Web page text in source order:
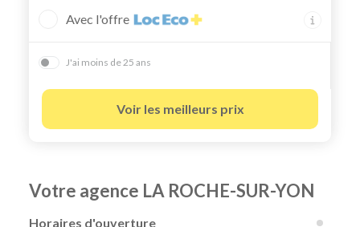
Avec l'offre
J'ai moins de 25 ans
Voir les meilleurs prix
Votre agence LA ROCHE-SUR-YON
Horaires d'ouverture